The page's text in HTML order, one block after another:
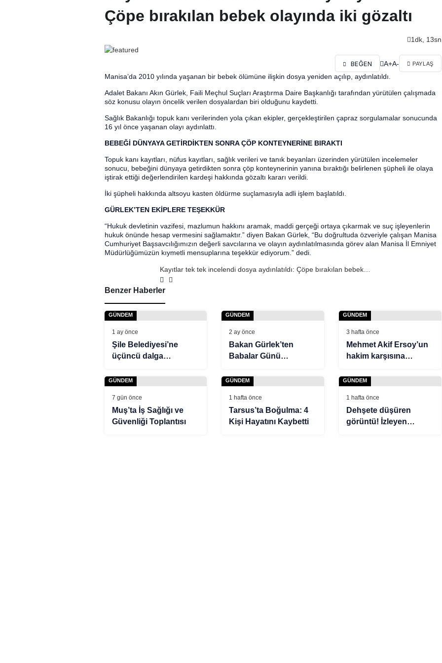
Çöpe bırakılan bebek olayında iki gözaltı
1dk, 13sn
BEĞEN A+A- PAYLAŞ
Manisa’da 2010 yılında yaşanan bir bebek ölümüne ilişkin dosya yeniden açılıp, aydınlatıldı.
Adalet Bakanı Akın Gürlek, Faili Meçhul Suçları Araştırma Daire Başkanlığı tarafından yürütülen çalışmada
söz konusu olayın öncelik verilen dosyalardan biri olduğunu kaydetti.
Sağlık Bakanlığı topuk kanı verilerinden yola çıkan ekipler, gerçekleştirilen çapraz sorgulamalar sonucunda
16 yıl önce yaşanan olayı aydınlattı.
BEBEĞİ DÜNYAYA GETİRDİKTEN SONRA ÇÖP KONTEYNERİNE BIRAKTI
Topuk kanı kayıtları, nüfus kayıtları, sağlık verileri ve tanık beyanları üzerinden yürütülen incelemeler
sonucu, bebeğini dünyaya getirdikten sonra çöp konteynerinin yanına bıraktığı belirlenen şüpheli ile olaya
iştirak ettiği değerlendirilen kardeşi hakkında gözaltı kararı verildi.
İki şüpheli hakkında altsoyu kasten öldürme suçlamasıyla adli işlem başlatıldı.
GÜRLEK’TEN EKİPLERE TEŞEKKÜR
“Hukuk devletinin vazifesi, mazlumun hakkını aramak, maddi gerçeği ortaya çıkarmak ve suç işleyenlerin
hukuk önünde hesap vermesini sağlamaktır.” diyen Bakan Gürlek, “Bu doğrultuda özveriyle çalışan Manisa
Cumhuriyet Başsavcılığımızın değerli savcılarına ve olayın aydınlatılmasında görev alan Manisa İl Emniyet
Müdürlüğümüzün kıymetli mensuplarına teşekkür ediyorum.” dedi.
Kayıtlar tek tek incelendi dosya aydınlatıldı: Çöpe bırakılan bebek
olayında iki gözaltı
Benzer Haberler
GÜNDEM
1 ay önce
Şile Belediyesi’ne
üçüncü dalga
GÜNDEM
2 ay önce
Bakan Gürlek’ten
Babalar Günü
GÜNDEM
3 hafta önce
Mehmet Akif Ersoy’un
hakim karşısına
GÜNDEM
7 gün önce
Muş’ta İş Sağlığı ve
Güvenliği Toplantısı
GÜNDEM
1 hafta önce
Tarsus’ta Boğulma: 4
Kişi Hayatını Kaybetti
GÜNDEM
1 hafta önce
Dehşete düşüren
görüntü! İzleyen